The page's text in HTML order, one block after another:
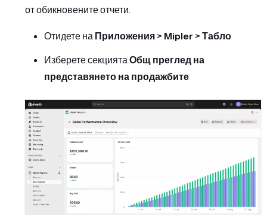
от обикновените отчети.
Отидете на Приложения > Mipler > Табло
Изберете секциятаОбщ преглед на
представянето на продажбите